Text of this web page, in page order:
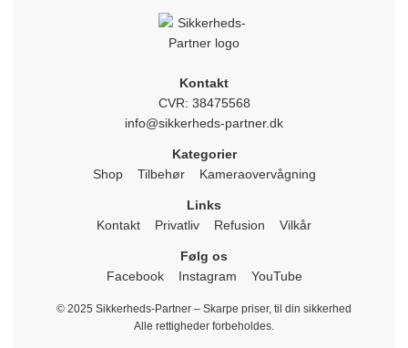
Kontakt
CVR: 38475568
info@sikkerheds-partner.dk
Kategorier
Shop
Tilbehør Kameraovervågning
Links
Kontakt
Privatliv Refusion Vilkår
Følg os
Facebook
Instagram YouTube
© 2025 Sikkerheds-Partner – Skarpe priser, til din sikkerhed
Alle rettigheder forbeholdes.